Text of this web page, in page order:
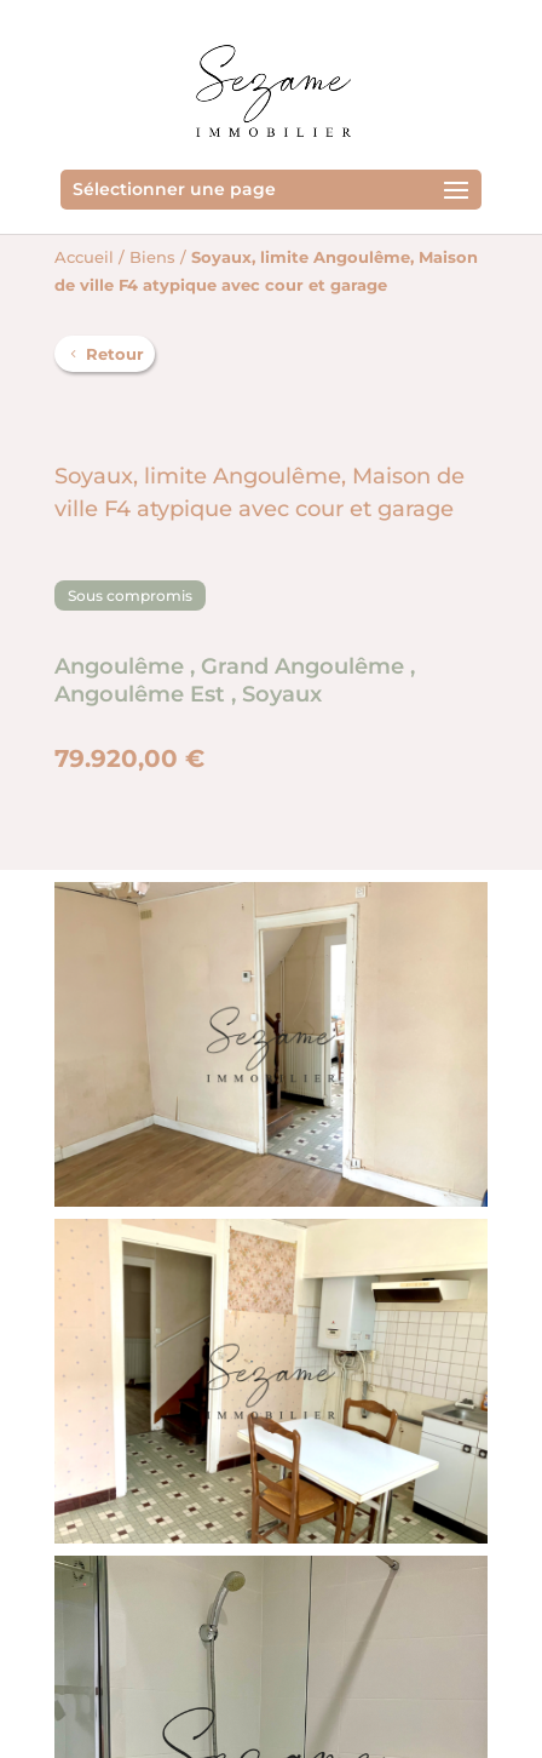
Sélectionner une page
Accueil / Biens / Soyaux, limite Angoulême, Maison
de ville F4 atypique avec cour et garage
Retour
Soyaux, limite Angoulême, Maison de
ville F4 atypique avec cour et garage
Sous compromis
Angoulême , Grand Angoulême ,
Angoulême Est , Soyaux
79.920,00 €